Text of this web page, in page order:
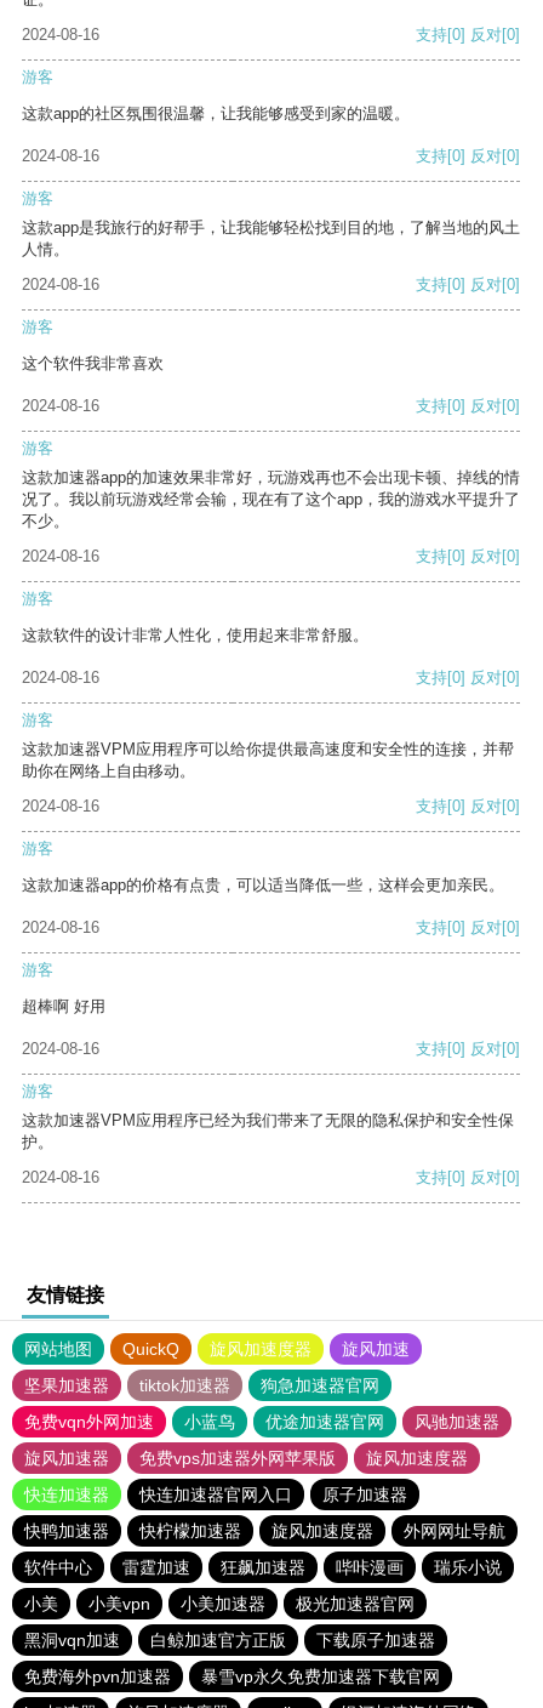
2024-08-16
支持[0] 反对[0]
游客
这款app的社区氛围很温馨，让我能够感受到家的温暖。
2024-08-16 支持[0] 反对[0]
游客
这款app是我旅行的好帮手，让我能够轻松找到目的地，了解当地的风土
人情。
2024-08-16
支持[0] 反对[0]
游客
这个软件我非常喜欢
2024-08-16 支持[0] 反对[0]
游客
这款加速器app的加速效果非常好，玩游戏再也不会出现卡顿、掉线的情
况了。我以前玩游戏经常会输，现在有了这个app，我的游戏水平提升了
不少。
2024-08-16
支持[0] 反对[0]
游客
这款软件的设计非常人性化，使用起来非常舒服。
2024-08-16 支持[0] 反对[0]
游客
这款加速器VPM应用程序可以给你提供最高速度和安全性的连接，并帮
助你在网络上自由移动。
2024-08-16
支持[0] 反对[0]
游客
这款加速器app的价格有点贵，可以适当降低一些，这样会更加亲民。
2024-08-16 支持[0] 反对[0]
游客
超棒啊 好用
2024-08-16 支持[0] 反对[0]
游客
这款加速器VPM应用程序已经为我们带来了无限的隐私保护和安全性保
护。
2024-08-16
支持[0] 反对[0]
友情链接
网站地图 QuickQ 旋风加速度器
旋风加速
坚果加速器
tiktok加速器
狗急加速器官网
免费vqn外网加速
小蓝鸟 优途加速器官网
风驰加速器
旋风加速器
免费vps加速器外网苹果版
旋风加速度器
快连加速器
快连加速器官网入口
原子加速器
快鸭加速器
快柠檬加速器 旋风加速度器
外网网址导航
软件中心
雷霆加速 狂飙加速器 哔咔漫画
瑞乐小说
小美
小美vpn 小美加速器
极光加速器官网
黑洞vqn加速
白鲸加速官方正版
下载原子加速器
免费海外pvn加速器
暴雪vp永久免费加速器下载官网